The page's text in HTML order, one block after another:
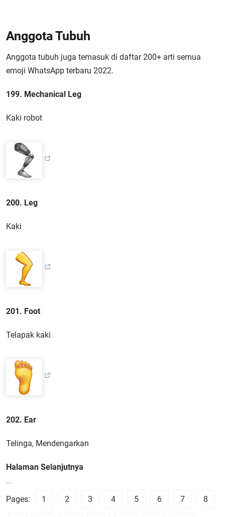
Anggota Tubuh
Anggota tubuh juga temasuk di daftar 200+ arti semua
emoji WhatsApp terbaru 2022.
199. Mechanical Leg
Kaki robot
200. Leg
Kaki
201. Foot
Telapak kaki
202. Ear
Telinga, Mendengarkan
Halaman Selanjutnya
...
Pages:
1 2 3 4 5 6 7 8